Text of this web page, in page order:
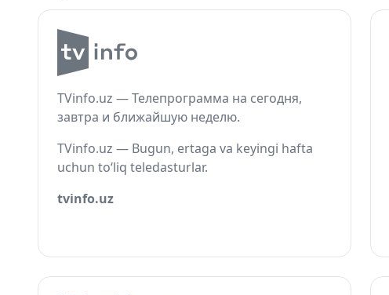
TVinfo.uz — Телепрограмма на сегодня,
завтра и ближайшую неделю.
TVinfo.uz — Bugun, ertaga va keyingi hafta
uchun to‘liq teledasturlar.
tvinfo.uz